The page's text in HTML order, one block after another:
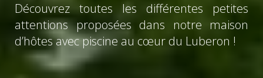
Découvrez toutes les différentes petites
attentions proposées dans notre maison
d’hôtes avec piscine au cœur du Luberon !